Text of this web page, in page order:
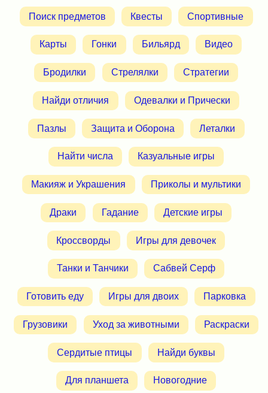
Поиск предметов Квесты Спортивные
Карты Гонки Бильярд Видео
Бродилки Стрелялки Стратегии
Найди отличия Одевалки и Прически
Пазлы Защита и Оборона Леталки
Найти числа Казуальные игры
Макияж и Украшения Приколы и мультики
Драки Гадание Детские игры
Кроссворды Игры для девочек
Танки и Танчики Сабвей Серф
Готовить еду Игры для двоих Парковка
Грузовики Уход за животными Раскраски
Сердитые птицы Найди буквы
Для планшета Новогодние